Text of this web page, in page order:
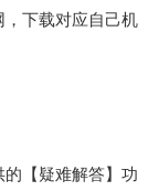
下载对应自己机
【疑难解答】功